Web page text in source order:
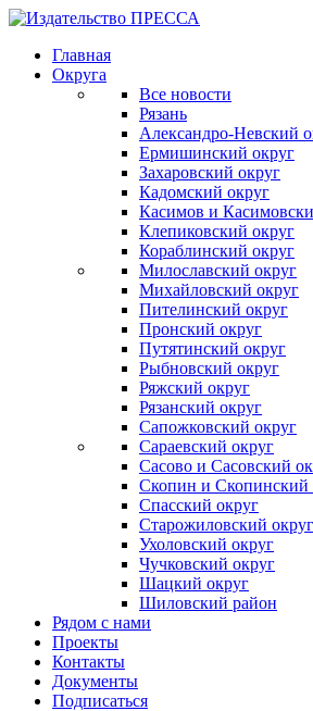
Главная
Округа
Все новости
Рязань
Александро-Невский
Ермишинский округ
Захаровский округ
Кадомский округ
Касимов и
Клепиковский округ
Кораблинский округ
Милославский округ
Михайловский округ
Пителинский округ
Пронский округ
Путятинский округ
Рыбновский округ
Ряжский округ
Рязанский округ
Сапожковский округ
Сараевский округ
Сасово и Сасовский
Скопин и Скопинский
Спасский округ
Старожиловский округ
Ухоловский округ
Чучковский округ
Шацкий округ
Шиловский район
Рядом с нами
Проекты
Контакты
Документы
Подписаться